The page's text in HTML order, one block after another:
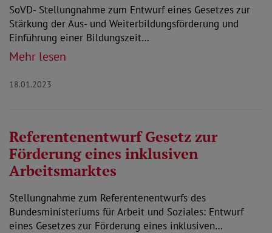
SoVD- Stellungnahme zum Entwurf eines Gesetzes zur
Stärkung der Aus- und Weiterbildungsförderung und
Einführung einer Bildungszeit…
Mehr lesen
18.01.2023
Referentenentwurf Gesetz zur
Förderung eines inklusiven
Arbeitsmarktes
Stellungnahme zum Referentenentwurfs des
Bundesministeriums für Arbeit und Soziales: Entwurf
eines Gesetzes zur Förderung eines inklusiven…